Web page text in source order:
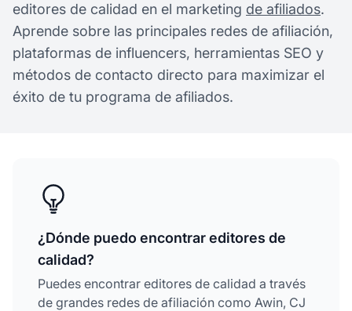
editores de calidad en el marketing de afiliados.
Aprende sobre las principales redes de afiliación,
plataformas de influencers, herramientas SEO y
métodos de contacto directo para maximizar el
éxito de tu programa de afiliados.
¿Dónde puedo encontrar editores de
calidad?
Puedes encontrar editores de calidad a través
de grandes redes de afiliación como Awin, CJ